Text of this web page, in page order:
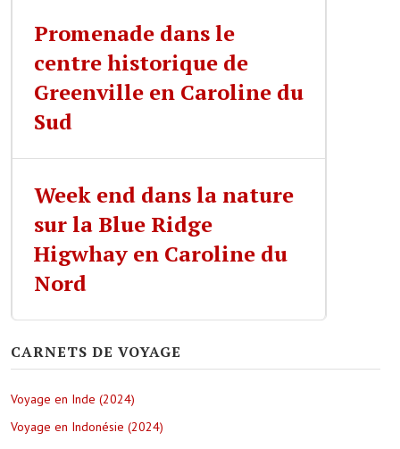
Promenade dans le
centre historique de
Greenville en Caroline du
Sud
Week end dans la nature
sur la Blue Ridge
Higwhay en Caroline du
Nord
CARNETS DE VOYAGE
Voyage en Inde (2024)
Voyage en Indonésie (2024)